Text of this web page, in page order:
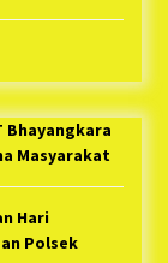
Bhayangkara
Masyarakat
Hari
Polsek